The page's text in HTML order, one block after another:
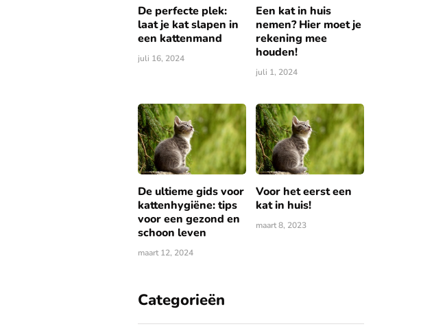
De perfecte plek:
laat je kat slapen in
een kattenmand
juli 16, 2024
Een kat in huis
nemen? Hier moet je
rekening mee
houden!
juli 1, 2024
De ultieme gids voor
kattenhygiëne: tips
voor een gezond en
schoon leven
maart 12, 2024
Voor het eerst een
kat in huis!
maart 8, 2023
Categorieën